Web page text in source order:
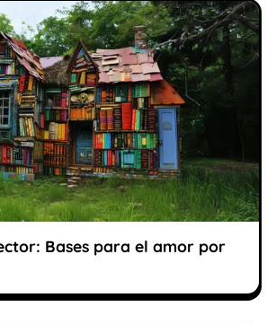
Bases para el amor por